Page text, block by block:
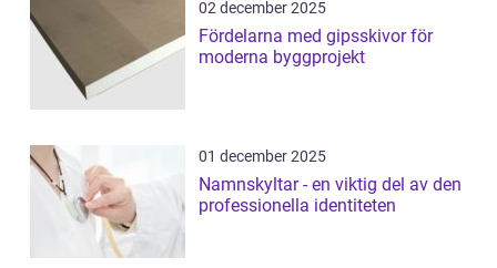
02 december 2025
Fördelarna med gipsskivor för
moderna byggprojekt
01 december 2025
Namnskyltar - en viktig del av den
professionella identiteten